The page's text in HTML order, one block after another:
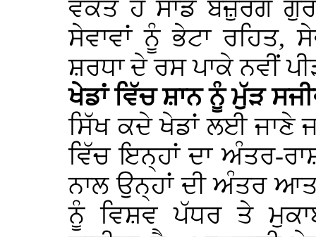
ਵਕਤ ਹੈ ਸਾਡੇ ਬਜ਼ੁਰਗ
ਸੇਵਾਵਾਂ ਨੂੰ ਭੇਟਾ
ਸ਼ਰਧਾ ਦੇ ਰਸ ਪਾਕੇ ਨਵੀਂ
ਖੇਡਾਂ ਵਿੱਚ ਸ਼ਾਨ ਨੂੰ ਮੁੱੜ
ਸਿੱਖ ਕਦੇ ਖੇਡਾਂ ਲਈ ਜਾਣੇ
ਵਿੱਚ ਇਨ੍ਹਾਂ ਦਾ ਅੰਤਰ-
ਨਾਲ ਉਨ੍ਹਾਂ ਦੀ ਅੰਤਰ
ਨੂੰ ਵਿਸ਼ਵ ਪੱਧਰ ਤੇ